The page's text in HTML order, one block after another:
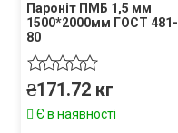
Пароніт ПМБ 1,5 мм
1500*2000мм ГОСТ 481-
80
₴171.72 кг
Є в наявності